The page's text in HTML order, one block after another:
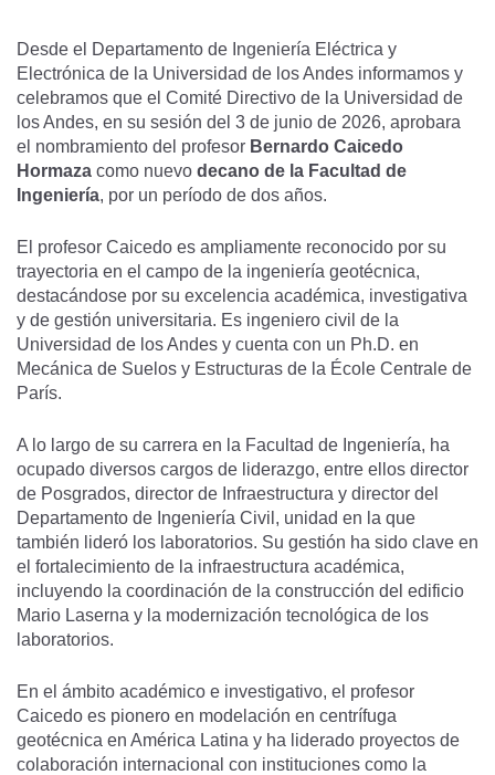
Desde el Departamento de Ingeniería Eléctrica y
Electrónica de la Universidad de los Andes informamos y
celebramos que el Comité Directivo de la Universidad de
los Andes, en su sesión del 3 de junio de 2026, aprobara
el nombramiento del profesor Bernardo Caicedo
Hormaza como nuevo decano de la Facultad de
Ingeniería, por un período de dos años.
El profesor Caicedo es ampliamente reconocido por su
trayectoria en el campo de la ingeniería geotécnica,
destacándose por su excelencia académica, investigativa
y de gestión universitaria. Es ingeniero civil de la
Universidad de los Andes y cuenta con un Ph.D. en
Mecánica de Suelos y Estructuras de la École Centrale de
París.
A lo largo de su carrera en la Facultad de Ingeniería, ha
ocupado diversos cargos de liderazgo, entre ellos director
de Posgrados, director de Infraestructura y director del
Departamento de Ingeniería Civil, unidad en la que
también lideró los laboratorios. Su gestión ha sido clave en
el fortalecimiento de la infraestructura académica,
incluyendo la coordinación de la construcción del edificio
Mario Laserna y la modernización tecnológica de los
laboratorios.
En el ámbito académico e investigativo, el profesor
Caicedo es pionero en modelación en centrífuga
geotécnica en América Latina y ha liderado proyectos de
colaboración internacional con instituciones como la